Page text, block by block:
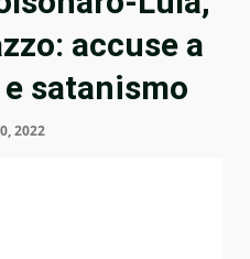
accuse a
satanismo
2022